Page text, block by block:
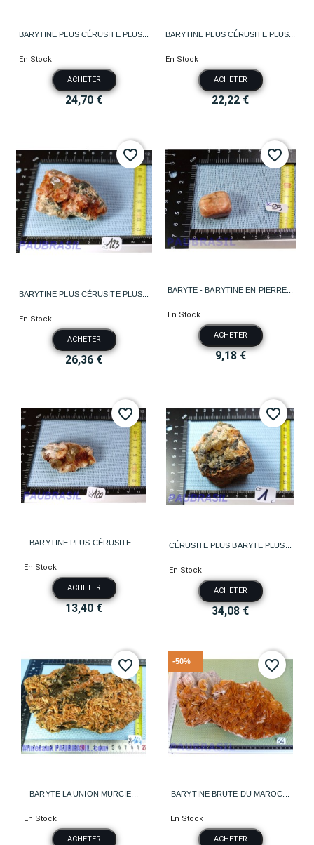
BARYTINE PLUS CÉRUSITE PLUS...
En Stock
ACHETER
24,70 €
BARYTINE PLUS CÉRUSITE PLUS...
En Stock
ACHETER
22,22 €
BARYTINE PLUS CÉRUSITE PLUS...
En Stock
ACHETER
26,36 €
favorite_border
BARYTE - BARYTINE EN PIERRE...
En Stock
ACHETER
9,18 €
favorite_border
BARYTINE PLUS CÉRUSITE...
En Stock
ACHETER
13,40 €
favorite_border
CÉRUSITE PLUS BARYTE PLUS...
En Stock
ACHETER
34,08 €
favorite_border
BARYTE LA UNION MURCIE...
En Stock
ACHETER
favorite_border
BARYTINE BRUTE DU MAROC...
En Stock
ACHETER
-50% favorite_border